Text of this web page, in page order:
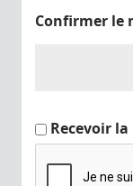
Confirmer le
Recevoir